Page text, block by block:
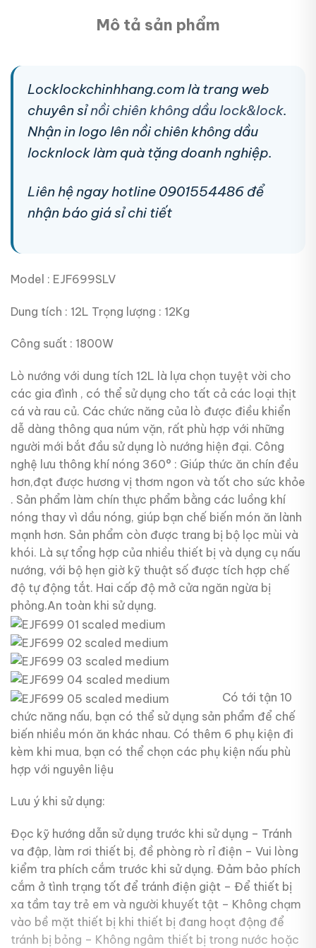
Mô tả sản phẩm
Locklockchinhhang.com là trang web
chuyên sỉnồi chiên không dầu lock&lock.
Nhận in logo lên nồi chiên không dầu
locknlock làm quà tặng doanh nghiệp.
Liên hệ ngay hotline 0901554486 để
nhận báo giá sỉ chi tiết
Model : EJF699SLV
Dung tích : 12L Trọng lượng : 12Kg
Công suất : 1800W
Lò nướng với dung tích 12L là lựa chọn tuyệt vời cho
các gia đình , có thể sử dụng cho tất cả các loại thịt
cá và rau củ. Các chức năng của lò được điều khiển
dễ dàng thông qua núm vặn, rất phù hợp với những
người mới bắt đầu sử dụng lò nướng hiện đại. Công
nghệ lưu thông khí nóng 360° : Giúp thức ăn chín đều
hơn,đạt được hương vị thơm ngon và tốt cho sức khỏe
. Sản phẩm làm chín thực phẩm bằng các luồng khí
nóng thay vì dầu nóng, giúp bạn chế biến món ăn lành
mạnh hơn. Sản phẩm còn được trang bị bộ lọc mùi và
khói. Là sự tổng hợp của nhiều thiết bị và dụng cụ nấu
nướng, với bộ hẹn giờ kỹ thuật số được tích hợp chế
độ tự động tắt. Hai cấp độ mở cửa ngăn ngừa bị
phỏng.An toàn khi sử dụng.
Có tới tận 10
chức năng nấu, bạn có thể sử dụng sản phẩm để chế
biến nhiều món ăn khác nhau. Có thêm 6 phụ kiện đi
kèm khi mua, bạn có thể chọn các phụ kiện nấu phù
hợp với nguyên liệu
Lưu ý khi sử dụng:
Đọc kỹ hướng dẫn sử dụng trước khi sử dụng – Tránh
va đập, làm rơi thiết bị, đề phòng rò rỉ điện – Vui lòng
kiểm tra phích cắm trước khi sử dụng. Đảm bảo phích
cắm ở tình trạng tốt để tránh điện giật – Để thiết bị
xa tầm tay trẻ em và người khuyết tật – Không chạm
vào bề mặt thiết bị khi thiết bị đang hoạt động để
tránh bị bỏng – Không ngâm thiết bị trong nước hoặc